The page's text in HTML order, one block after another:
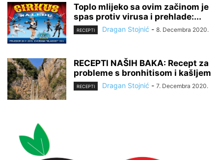
Toplo mlijeko sa ovim začinom je
spas protiv virusa i prehlade:...
RECEPTI Dragan Stojnić - 8. Decembra 2020.
RECEPTI NAŠIH BAKA: Recept za
probleme s bronhitisom i kašljem
RECEPTI Dragan Stojnić - 7. Decembra 2020.